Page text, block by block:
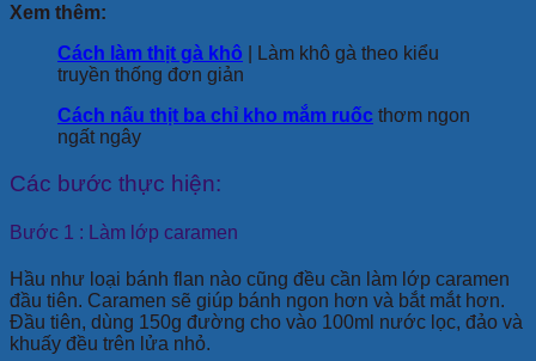
Xem thêm:
Cách làm thịt gà khô | Làm khô gà theo kiểu
truyền thống đơn giản
Cách nấu thịt ba chỉ kho mắm ruốc thơm ngon
ngất ngây
Các bước thực hiện:
Bước 1 : Làm lớp caramen
Hầu như loại bánh flan nào cũng đều cần làm lớp caramen
đầu tiên. Caramen sẽ giúp bánh ngon hơn và bắt mắt hơn.
Đầu tiên, dùng 150g đường cho vào 100ml nước lọc, đảo và
khuấy đều trên lửa nhỏ.